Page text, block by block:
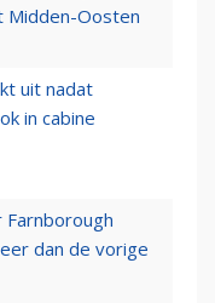
Midden-Oosten
uit nadat
in cabine
dan de vorige